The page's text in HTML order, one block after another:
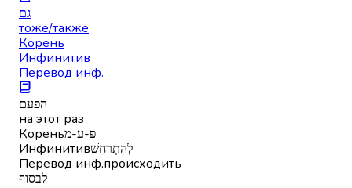
גם
тоже/также
Корень
Инфинитив
Перевод инф.
הפעם
на этот раз
Кореньפ-ע-מ
Инфинитивלְהִתְרַחֵשׁ
Перевод инф.происходить
לבסוף